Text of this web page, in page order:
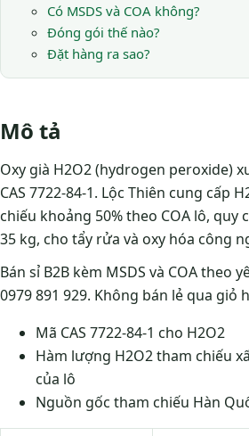
Có MSDS và COA không?
Đóng gói thế nào?
Đặt hàng ra sao?
Mô tả
Oxy già H2O2 (hydrogen peroxide)
CAS 7722-84-1. Lộc Thiên cung cấp
chiếu khoảng 50% theo COA lô, quy
35 kg, cho tẩy rửa và oxy hóa công
Bán sỉ B2B kèm MSDS và COA theo
0979 891 929. Không bán lẻ qua giỏ
Mã CAS 7722-84-1 cho H2O2
Hàm lượng H2O2 tham chiếu
của lô
Nguồn gốc tham chiếu Hàn